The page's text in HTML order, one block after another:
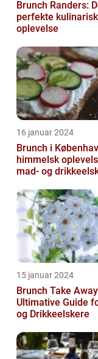
Brunch Randers:
perfekte
oplevelse
16 januar 2024
Brunch i
himmelsk
mad- og
15 januar 2024
Brunch Take
Ultimative Guide
og Drikkeelskere